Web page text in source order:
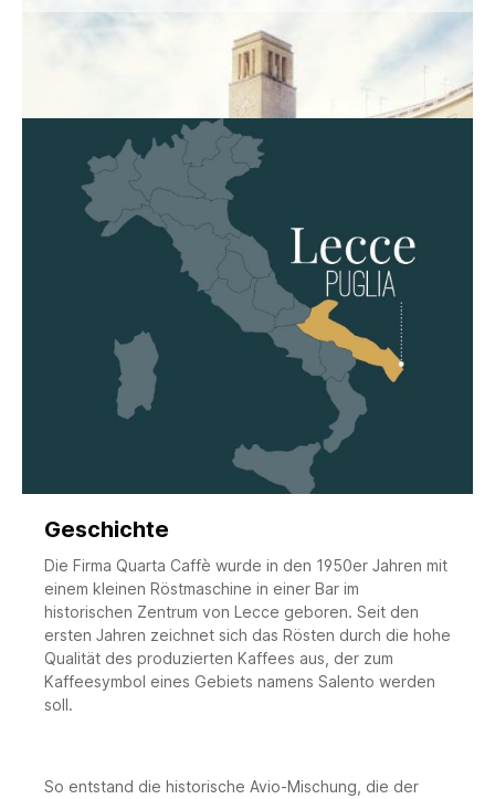
Geschichte
Die Firma Quarta Caffè wurde in den 1950er Jahren mit
einem kleinen Röstmaschine in einer Bar im
historischen Zentrum von Lecce geboren. Seit den
ersten Jahren zeichnet sich das Rösten durch die hohe
Qualität des produzierten Kaffees aus, der zum
Kaffeesymbol eines Gebiets namens Salento werden
soll.
So entstand die historische Avio-Mischung, die der